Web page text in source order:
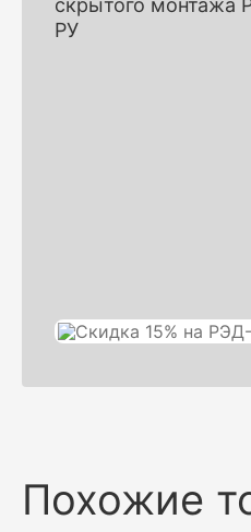
скрытого монтажа
РУ
Похожие